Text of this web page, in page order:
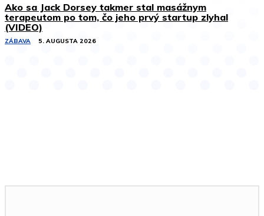
Ako sa Jack Dorsey takmer stal masážnym
terapeutom po tom, čo jeho prvý startup zlyhal
(VIDEO)
ZÁBAVA 5. AUGUSTA 2026